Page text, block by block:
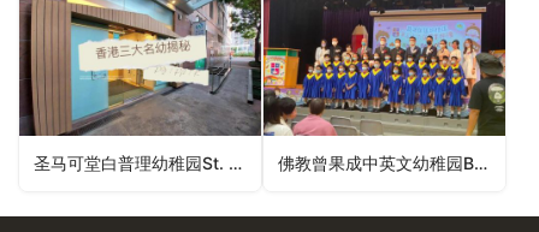
圣马可堂白普理幼稚园St. Mark’s Church Bradbury Kindergarten（九龙城区幼稚园） 佛教曾果成中英文幼稚园Buddhist Tsang Kor Sing Anglo-Chinese Kindergarten（深水埗区幼稚园）